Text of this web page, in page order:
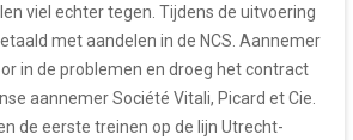
viel echter tegen. Tijdens de uitvoering
met aandelen in de NCS. Aannemer
in de problemen en droeg het contract
aannemer Société Vitali, Picard et Cie.
de eerste treinen op de lijn Utrecht-